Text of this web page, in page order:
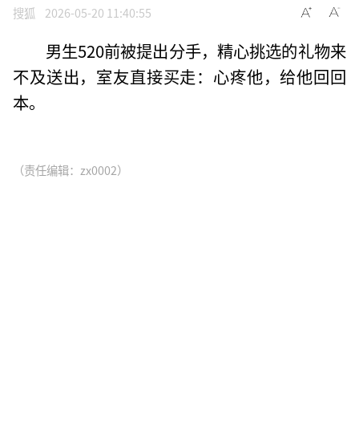
搜狐 2026-05-20 11:40:55
男生520前被提出分手，精心挑选的礼物来
不及送出，室友直接买走：心疼他，给他回回
本。
（责任编辑：zx0002）